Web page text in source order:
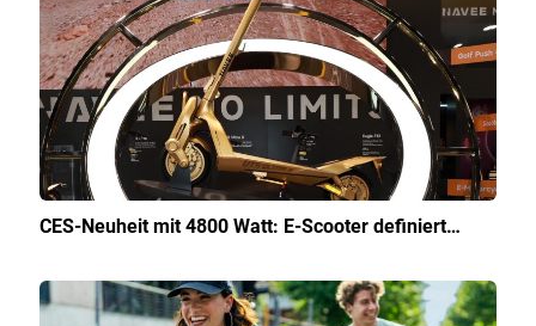
CES-Neuheit mit 4800 Watt: E-Scooter definiert…